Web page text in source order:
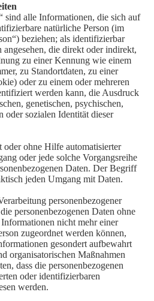
sind alle Informationen, die sich auf
natürliche Person (im
beziehen; als identifizierbar
die direkt oder indirekt,
zu einer Kennung wie einem
zu Standortdaten, zu einer
oder zu einem oder mehreren
werden kann, die Ausdruck
genetischen, psychischen,
sozialen Identität dieser
oder ohne Hilfe automatisierter
oder jede solche Vorgangsreihe
Daten. Der Begriff
jeden Umgang mit Daten.
personenbezogener
personenbezogenen Daten ohne
nicht mehr einer
zugeordnet werden können,
gesondert aufbewahrt
organisatorischen Maßnahmen
dass die personenbezogenen
oder identifizierbaren
werden.